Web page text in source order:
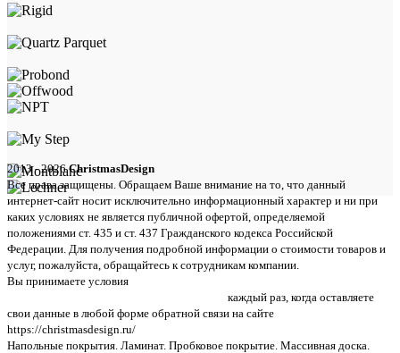
2013 - 2026ChristmasDesign
Все права защищены. Обращаем Ваше внимание на то, что данный
интернет-сайт носит исключительно информационный характер и ни при
каких условиях не является публичной офертой, определяемой
положениями ст. 435 и ст. 437 Гражданского кодекса Российской
Федерации. Для получения подробной информации о стоимости товаров и
услуг, пожалуйста, обращайтесь к сотрудникам компании.
Вы принимаете условия
каждый раз, когда оставляете
свои данные в любой форме обратной связи на сайте
https://christmasdesign.ru/
Напольные покрытия. Ламинат. Пробковое покрытие. Массивная доска.